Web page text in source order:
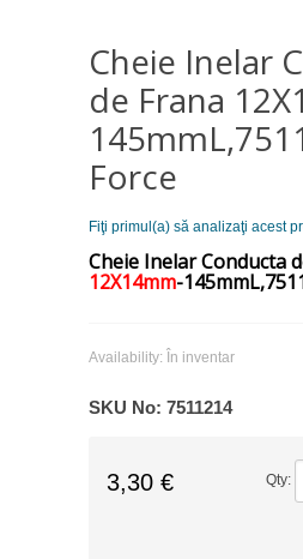
Cheie Inelar
de Frana
Force
Fiţi primul(a) să analizaţi acest
Cheie Inelar Conducta
12X14mm-
Availability: În inventar
SKU No: 7511214
3,30 € Qty: